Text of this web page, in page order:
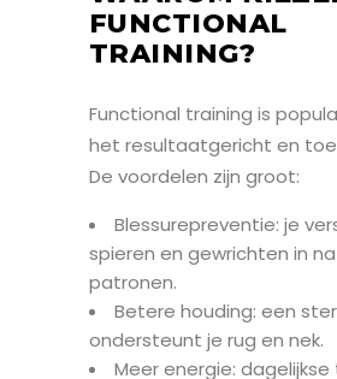
FUNCTIONAL
TRAINING?
Functional training is
het resultaatgericht en
De voordelen zijn groot:
Blessurepreventie: je
spieren en gewrichten in
patronen.
Betere houding: een
ondersteunt je rug en nek.
Meer energie: dagelijkse